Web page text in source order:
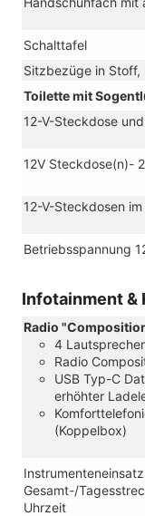
Schalttafel
Sitzbezüge in Stoff,
Toilette mit
12-V-Steckdose
12V Steckdose(n)-
12-V-Steckdosen
Betriebsspannung
Infotainment &
Radio
4 Lautsprecher
Radio
USB Typ-C
erhöhter
(Koppelbox)
Gesamt-/
Uhrzeit